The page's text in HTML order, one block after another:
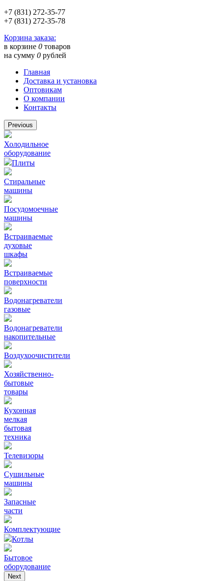
+7 (831) 272-35-77
+7 (831) 272-35-78
Корзина заказа:
в корзине 0 товаров
на сумму 0 рублей
Главная
Доставка и установка
Оптовикам
О компании
Контакты
Previous
Холодильное
оборудование
Плиты
Стиральные
машины
Посудомоечные
машины
Встраиваемые
духовые
шкафы
Встраиваемые
поверхности
Водонагреватели
газовые
Водонагреватели
накопительные
Воздухоочистители
Хозяйственно-
бытовые
товары
Кухонная
мелкая
бытовая
техника
Телевизоры
Сушильные
машины
Запасные
части
Комплектующие
Котлы
Бытовое
оборудование
Next